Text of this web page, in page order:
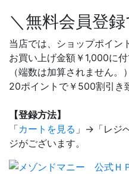
＼無料会員登
当店では、ショップポイン
お買い上げ金額￥1,000に付
（端数は加算されません。）
20ポイントで￥500割引き
【登録方法】
「カートを見る 」→「レジ
ジがございます。